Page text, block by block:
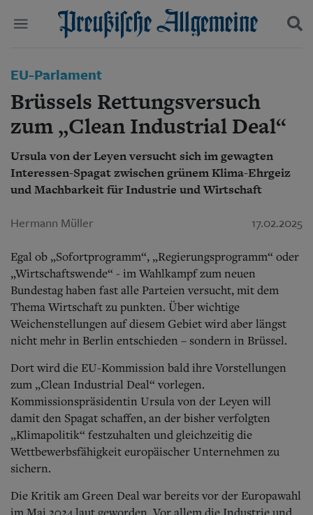
Start
Wer wir sind
Aktuelle Ausgabe
Abonnenten-Login
Abonnent werden
Abo Prämien
Archiv
Mediadaten
Wirtschaft
Panorama
Gesellschaft
Leben
Geschichte
Ostpreußen
Pommern
Bücher
Kontakt
Impressum
Datenschutz
Suchen und finden
EU-Parlament
Brüssels Rettungsversuch
zum „Clean Industrial Deal“
Ursula von der Leyen versucht sich im gewagten
Interessen-Spagat zwischen grünem Klima-Ehrgeiz
und Machbarkeit für Industrie und Wirtschaft
Hermann Müller 17.02.2025
Egal ob „Sofortprogramm“, „Regierungsprogramm“ oder
„Wirtschaftswende“ - im Wahlkampf zum neuen
Bundestag haben fast alle Parteien versucht, mit dem
Thema Wirtschaft zu punkten. Über wichtige
Weichenstellungen auf diesem Gebiet wird aber längst
nicht mehr in Berlin entschieden – sondern in Brüssel.
Dort wird die EU-Kommission bald ihre Vorstellungen
zum „Clean Industrial Deal“ vorlegen.
Kommissionspräsidentin Ursula von der Leyen will
damit den Spagat schaffen, an der bisher verfolgten
„Klimapolitik“ festzuhalten und gleichzeitig die
Wettbewerbsfähigkeit europäischer Unternehmen zu
sichern.
Die Kritik am Green Deal war bereits vor der Europawahl